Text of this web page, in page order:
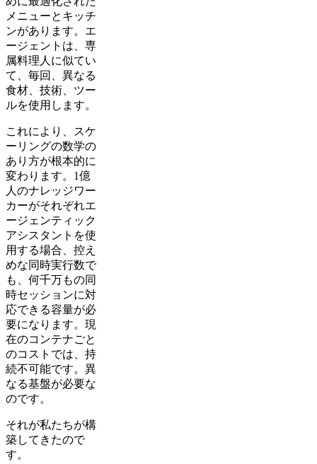
メニューとキッチ
ンがあります。エ
ージェントは、専
属料理人に似てい
て、毎回、異なる
食材、技術、ツー
ルを使用します。
これにより、スケ
ーリングの数学の
あり方が根本的に
変わります。1億
人のナレッジワー
カーがそれぞれエ
ージェンティック
アシスタントを使
用する場合、控え
めな同時実行数で
も、何千万もの同
時セッションに対
応できる容量が必
要になります。現
在のコンテナごと
のコストでは、持
続不可能です。異
なる基盤が必要な
のです。
それが私たちが構
築してきたので
す。